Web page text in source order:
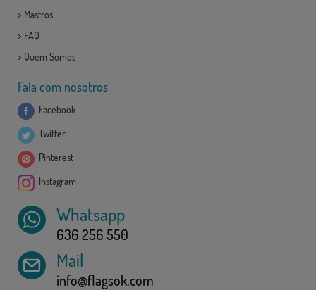
> Mastros
> FAQ
> Quem Somos
Fala com nosotros
Facebook
Twitter
Pinterest
Instagram
Whatsapp
636 256 550
Mail
info@flagsok.com